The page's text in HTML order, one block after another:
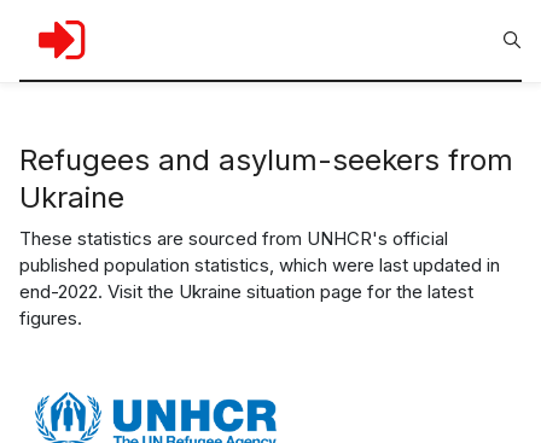
Refugees and asylum-seekers from
Ukraine
These statistics are sourced from UNHCR's official
published population statistics, which were last updated in
end-2022. Visit the Ukraine situation page for the latest
figures.